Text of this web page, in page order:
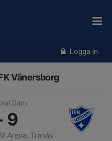
Logga in
Vänersborg
Dam
9
Arena, Tranås